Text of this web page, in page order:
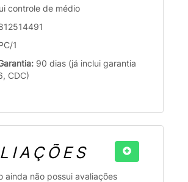
controle de médio
1
90 dias (já inclui garantia
CDC)
ainda não possui avaliações